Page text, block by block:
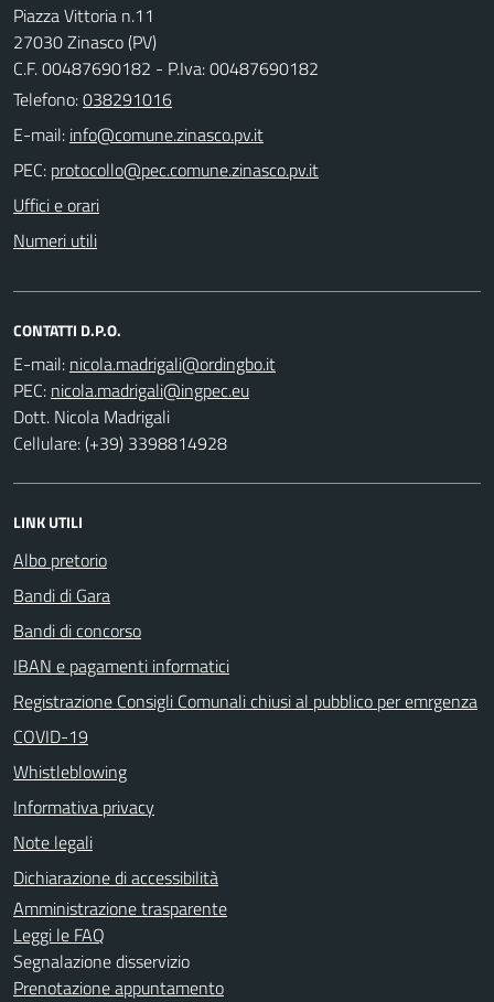
Piazza Vittoria n.11
27030 Zinasco (PV)
C.F. 00487690182 - P.Iva: 00487690182
Telefono:038291016
E-mail:
PEC:
Uffici e orari
Numeri utili
CONTATTI D.P.O.
E-mail:
PEC:
Dott. Nicola Madrigali
Cellulare: (+39) 3398814928
LINK UTILI
Albo pretorio
Bandi di Gara
Bandi di concorso
IBAN e pagamenti informatici
Registrazione Consigli Comunali chiusi al pubblico per emrgenza
COVID-19
Whistleblowing
Informativa privacy
Note legali
Dichiarazione di accessibilità
Amministrazione trasparente
Leggi le FAQ
Segnalazione disservizio
Prenotazione appuntamento